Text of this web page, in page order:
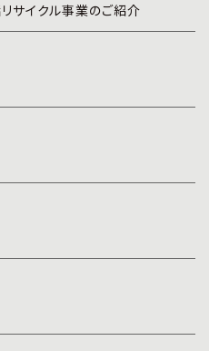
サイクル事業のご紹介